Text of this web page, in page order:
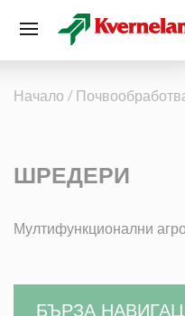
Начало
ШРЕДЕРИ
Мултифункционални
БЪРЗА
Управление на бисквитките